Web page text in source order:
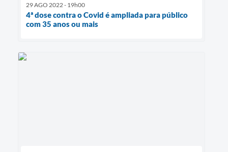
29 AGO 2022 - 19h00
4ª dose contra o Covid é ampliada para público
com 35 anos ou mais